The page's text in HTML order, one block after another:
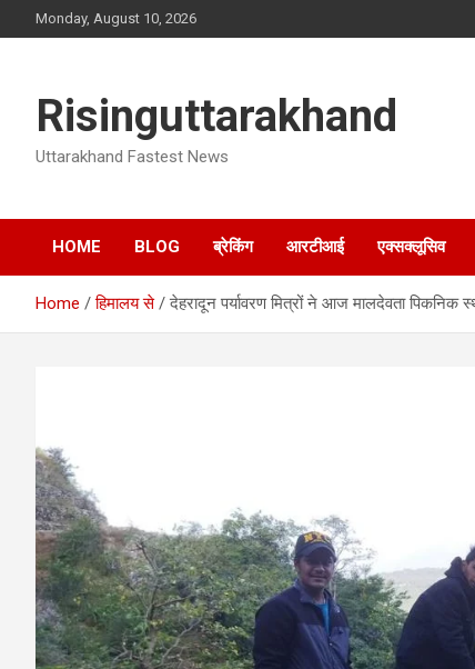
to
Monday, August 10, 2026
Risinguttarakhand
Uttarakhand Fastest News
HOME BLOG ब्रेकिंग आरटीआई एक्सक्लूसिव
Home हिमालय से देहरादून पर्यावरण मित्रों ने आज मालदेवता